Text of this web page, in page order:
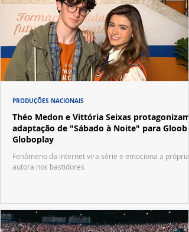
Théo Medon e Vittória Seixas protagonizam
adaptação de "Sábado à Noite" para Gloob e
Globoplay
Fenômeno da internet vira série e emociona a própria
autora nos bastidores
PRODUÇÕES NACIONAIS